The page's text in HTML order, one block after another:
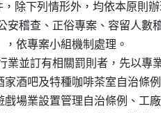
，除下列情形外，均依本原則辦
公安稽查、正俗專案、容留人
，依專案小組機制處理。
行業並訂有相關罰則者，先以
酒家酒吧及特種咖啡茶室自治條
遊戲場業設置管理自治條例、工